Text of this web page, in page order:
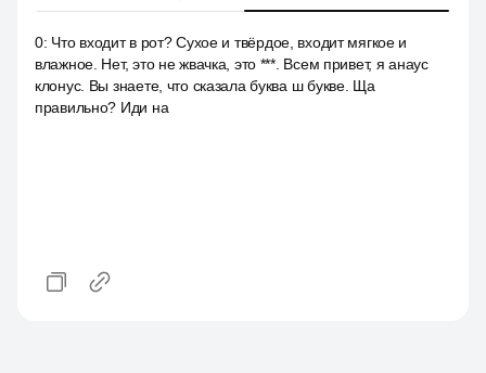
0: Что входит в рот? Сухое и твёрдое, входит мягкое и
влажное. Нет, это не жвачка, это ***. Всем привет, я анаус
клонус. Вы знаете, что сказала буква ш букве. Ща
правильно? Иди на